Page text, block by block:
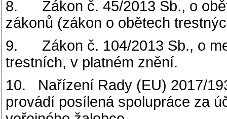
8. Zákon č. 45/2013 Sb., o
zákonů (zákon o obětech
9. Zákon č. 104/2013 Sb., o
trestních, v platném znění.
10. Nařízení Rady (EU) 2017/
provádí posílená spolupráce za